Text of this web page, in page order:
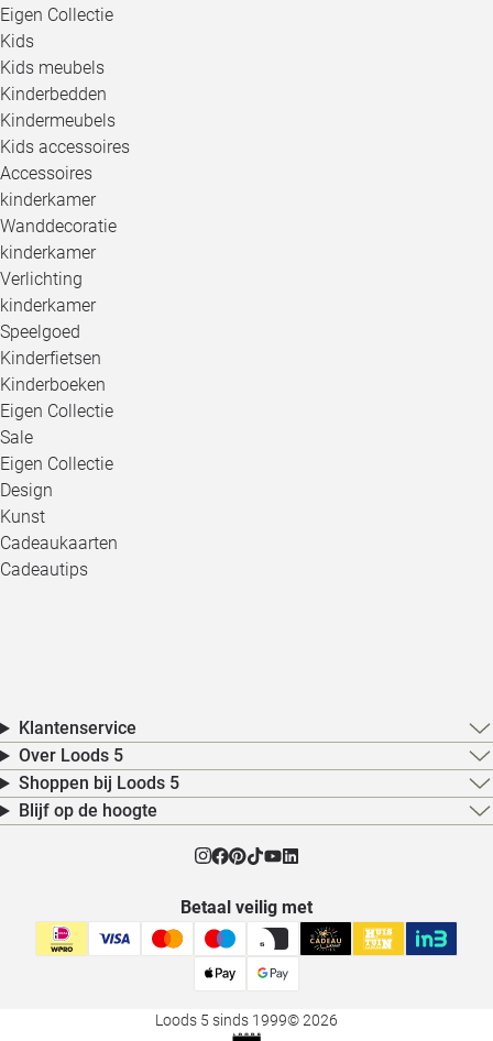
Eigen Collectie
Kids
Kids meubels
Kinderbedden
Kindermeubels
Kids accessoires
Accessoires
kinderkamer
Wanddecoratie
kinderkamer
Verlichting
kinderkamer
Speelgoed
Kinderfietsen
Kinderboeken
Eigen Collectie
Sale
Eigen Collectie
Design
Kunst
Cadeaukaarten
Cadeautips
Klantenservice
Over Loods 5
Shoppen bij Loods 5
Blijf op de hoogte
Betaal veilig met
Loods 5 sinds 1999© 2026